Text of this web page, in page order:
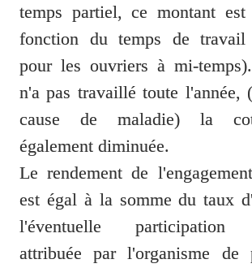
temps partiel, ce montant est
fonction du temps de travail
pour les ouvriers à mi-
n'a pas travaillé toute l'année,
cause de maladie) la
également diminuée.
Le rendement de
est égal à la somme du taux
l'éventuelle participation
attribuée par l'organisme de